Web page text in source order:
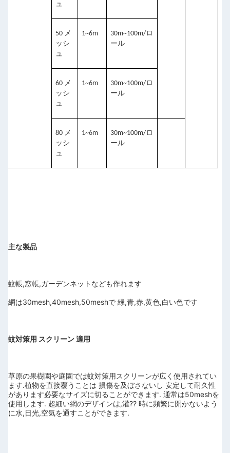
ュ
50 メ
ッシ
ュ
1~6m
30m~100m/ロ
ール
60 メ
ッシ
ュ
1~6m
30m~100m/ロ
ール
80 メ
ッシ
ュ
1~6m
30m~100m/ロ
ール
主な製品
蚊帳,窓帳,ガーデンネットなども作れます
網は30mesh,40mesh,50meshで 緑,青,赤,黄色,白い色です
蚊対策用 スクリーン 適用
草原の果樹園や庭園では蚊対策用スクリーンが広く使用されてい
ます.植物を直接覆うことは 損傷を及ぼさないし 安定して耐久性
があります必要なサイズに切ることができます. 通常は50meshを
使用します. 超細い網のデザインは,灌?? 時に頻繁に開かないよう
に水,日光,空気を通すことができます.